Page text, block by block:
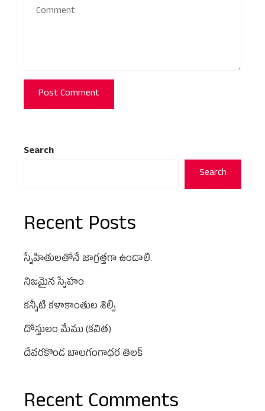
Search
Search
Recent Posts
స్నేహితులతోనే జాగ్రత్తగా ఉండాలి.
నిజమైన స్నేహం
కన్నీటి కళాకాంతుల శిల్పి
దోస్తులం మేము (కవిత)
దేవరకొండ బాలగంగాధర తిలక్
Recent Comments